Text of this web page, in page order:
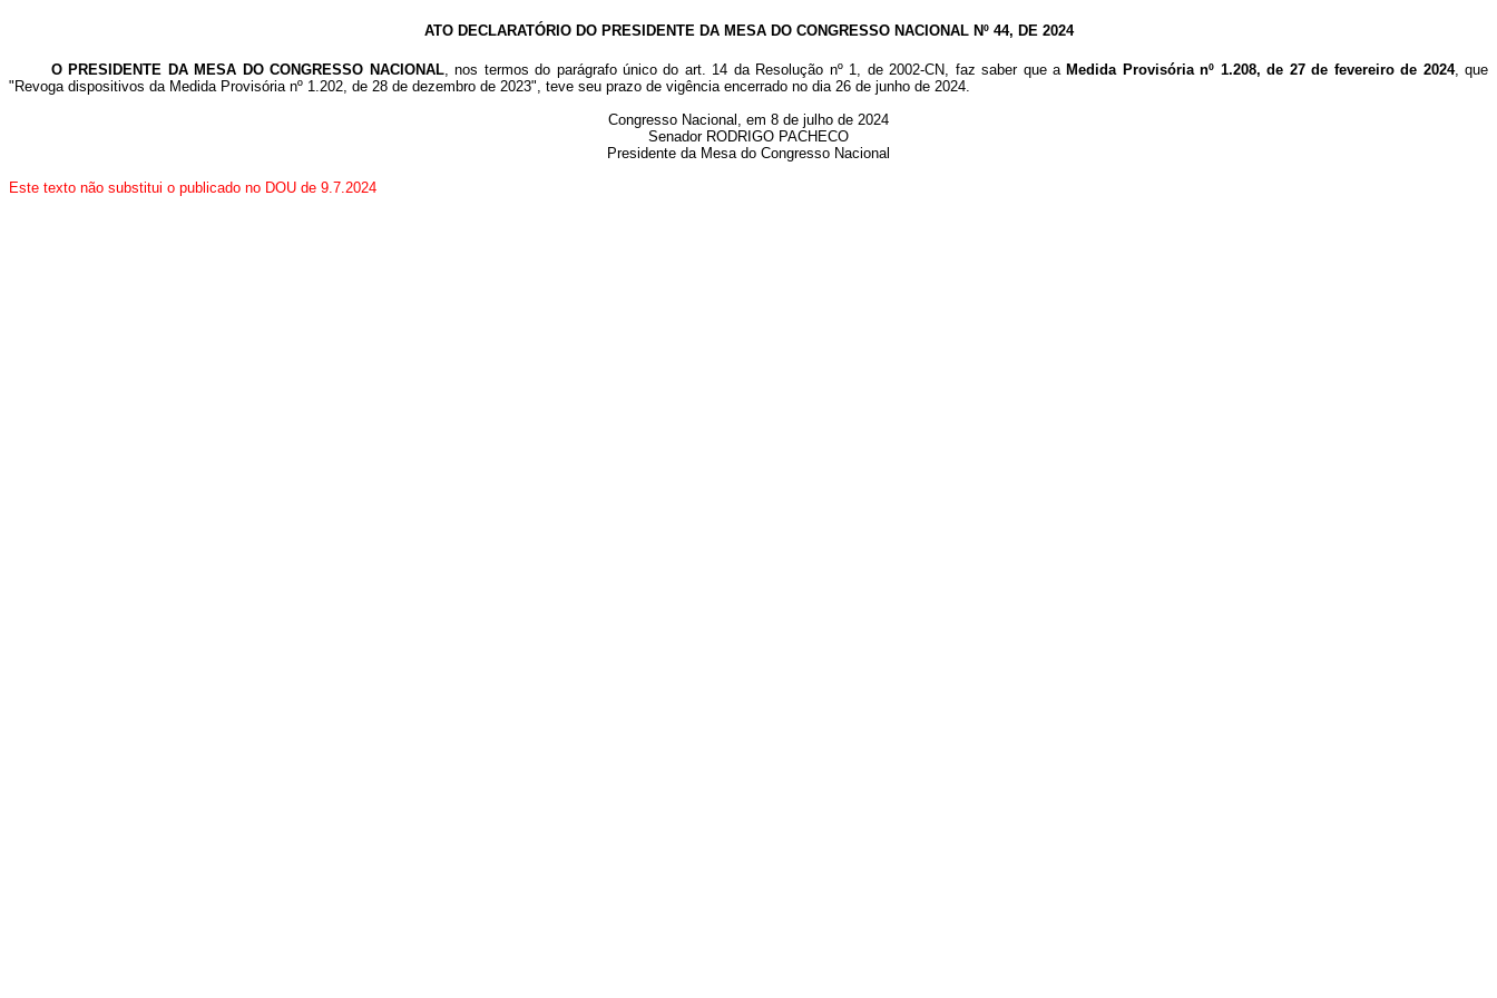
ATO DECLARATÓRIO DO PRESIDENTE DA MESA DO CONGRESSO NACIONAL Nº 44, DE 2024
O PRESIDENTE DA MESA DO CONGRESSO NACIONAL, nos termos do parágrafo único do art. 14 da Resolução nº 1, de 2002-CN, faz saber que a Medida Provisória nº 1.208, de 27 de fevereiro de 2024, que
"Revoga dispositivos da Medida Provisória nº 1.202, de 28 de dezembro de 2023", teve seu prazo de vigência encerrado no dia 26 de junho de 2024.
Congresso Nacional, em 8 de julho de 2024
Senador RODRIGO PACHECO
Presidente da Mesa do Congresso Nacional
Este texto não substitui o publicado no DOU de 9.7.2024